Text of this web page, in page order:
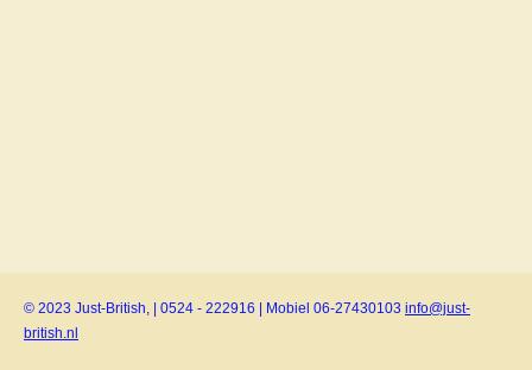
© 2023 Just-British, | 0524 - 222916 | Mobiel 06-27430103 info@just-
british.nl